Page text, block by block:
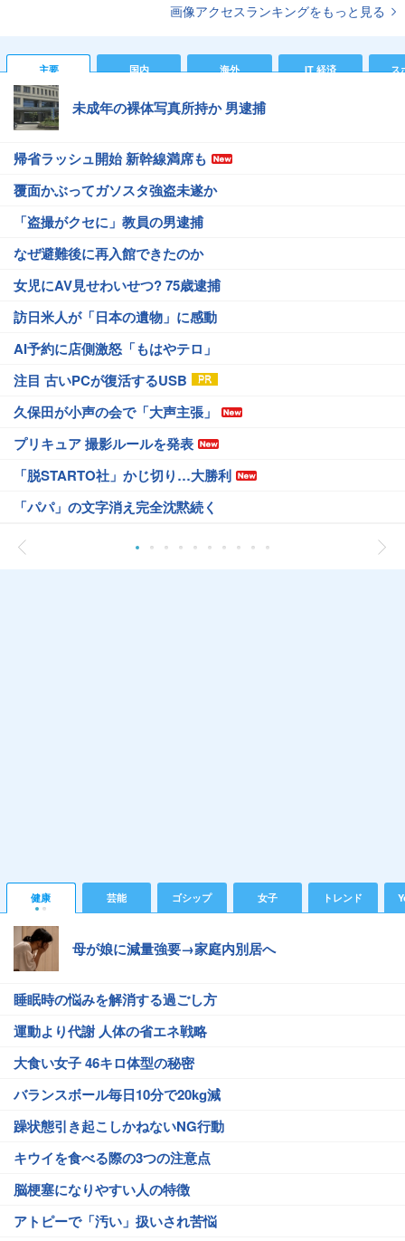
画像アクセスランキングをもっと見る
主要 国内 海外 IT 経済 ス
未成年の裸体写真所持か 男逮捕
帰省ラッシュ開始 新幹線満席も
覆面かぶってガソスタ強盗未遂か
「盗撮がクセに」教員の男逮捕
なぜ避難後に再入館できたのか
女児にAV見せわいせつ? 75歳逮捕
訪日米人が「日本の遺物」に感動
AI予約に店側激怒「もはやテロ」
注目 古いPCが復活するUSB
久保田が小声の会で「大声主張」
プリキュア 撮影ルールを発表
「脱STARTO社」かじ切り…大勝利
「パパ」の文字消え完全沈黙続く
健康 芸能 ゴシップ 女子 トレンド
母が娘に減量強要→家庭内別居へ
睡眠時の悩みを解消する過ごし方
運動より代謝 人体の省エネ戦略
大食い女子 46キロ体型の秘密
バランスボール毎日10分で20kg減
躁状態引き起こしかねないNG行動
キウイを食べる際の3つの注意点
脳梗塞になりやすい人の特徴
アトピーで「汚い」扱いされ苦悩